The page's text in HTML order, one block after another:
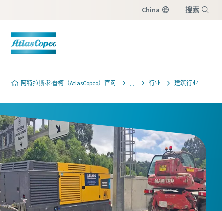
China 搜索
阿特拉斯·科普柯（AtlasCopco）官网 行业 建筑行业